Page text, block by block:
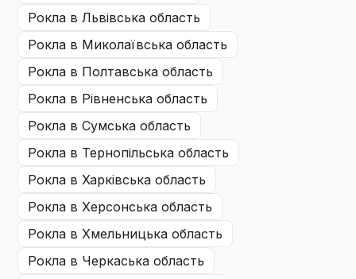
рокла в Львівська область
рокла в Миколаївська область
рокла в Полтавська область
рокла в Рівненська область
рокла в Сумська область
рокла в Тернопільська область
рокла в Харківська область
рокла в Херсонська область
рокла в Хмельницька область
рокла в Черкаська область